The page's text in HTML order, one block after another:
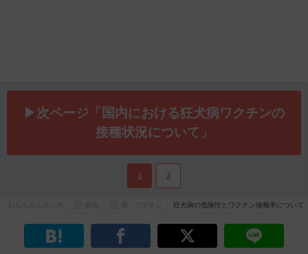
▶次ページ「国内における狂犬病ワクチンの
接種状況について」
1 2
病気 狂犬病の危険性とワクチン接種率について